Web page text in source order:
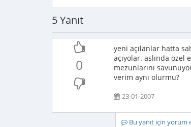
5 Yanıt
0
yeni açılanlar hatta
açıyolar. aslında
mezunlarını
verim aynı olurmu?
23-01-2007
Bu yanıt için